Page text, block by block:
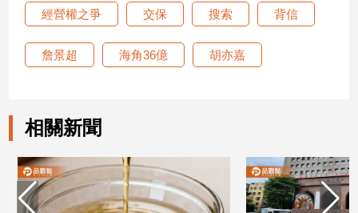
點】
經營權之爭 交保 搜索 背信
詹景超 海角36億 胡亦嘉
相關新聞